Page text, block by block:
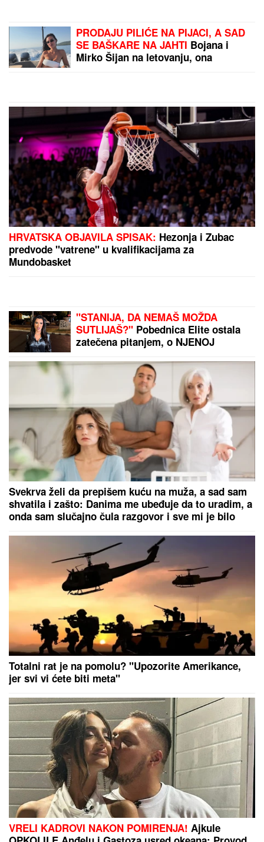
PRODAJU PILIĆE NA PIJACI, A SAD
SE BAŠKARE NA JAHTI Bojana i
Mirko Šijan na letovanju, ona
HRVATSKA OBJAVILA SPISAK: Hezonja i Zubac
predvode "vatrene" u kvalifikacijama za
Mundobasket
"STANIJA, DA NEMAŠ MOŽDA
SUTLIJAŠ?" Pobednica Elite ostala
zatečena pitanjem, o NJENOJ
Svekrva želi da prepišem kuću na muža, a sad sam
shvatila i zašto: Danima me ubeđuje da to uradim, a
onda sam slučajno čula razgovor i sve mi je bilo
Totalni rat je na pomolu? "Upozorite Amerikance,
jer svi vi ćete biti meta"
VRELI KADROVI NAKON POMIRENJA! Ajkule